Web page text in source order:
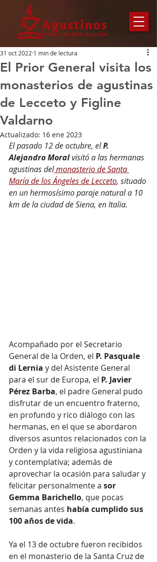
El Prior General visita los
monasterios de agustinas
de Lecceto y Figline
Valdarno
31 oct 2022 1 min de lectura
Actualizado: 16 ene 2023
El pasado 12 de octubre, el P.
Alejandro Moral visitó a las hermanas
agustinas del monasterio de Santa
María de los Ángeles de Lecceto, situado
en un hermosísimo paraje natural a 10
km de la ciudad de Siena, en Italia.
Acompañado por el Secretario
General de la Orden, el P. Pasquale
di Lernia y del Asistente General
para el sur de Europa, el P. Javier
Pérez Barba, el padre General pudo
disfrutar de un encuentro fraterno,
en profundo y rico diálogo con las
hermanas, en el que se abordaron
diversos asuntos relacionados con la
Orden y la vida religiosa agustiniana
y contemplativa; además de
aprovechar la ocasión para saludar y
felicitar personalmente a sor
Gemma Barichello, que pocas
semanas antes había cumplido sus
100 años de vida.
Ya el 13 de octubre fueron recibidos
en el monasterio de la Santa Cruz de